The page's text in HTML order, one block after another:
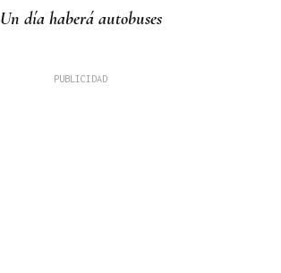
Un día haberá autobuses